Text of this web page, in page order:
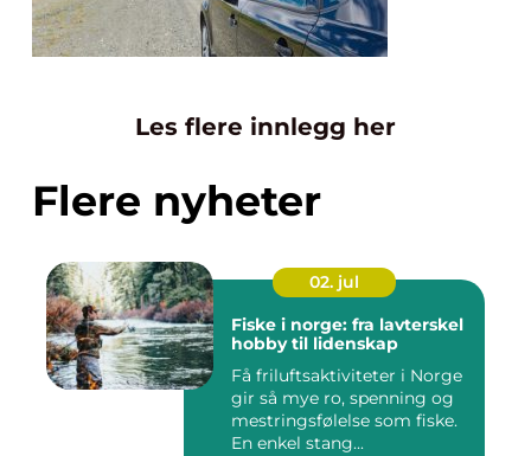
Les flere innlegg her
Flere nyheter
02. jul
Fiske i norge: fra lavterskel
hobby til lidenskap
Få friluftsaktiviteter i Norge
gir så mye ro, spenning og
mestringsfølelse som fiske.
En enkel stang...